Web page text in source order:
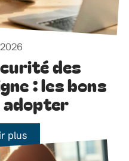
des
: les bons
adopter
plus